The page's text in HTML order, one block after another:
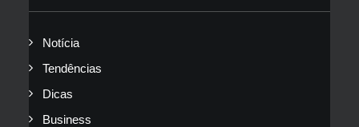
Notícia
Tendências
Dicas
Business